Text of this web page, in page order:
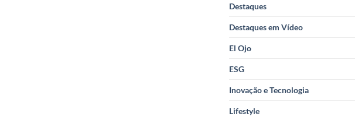
Destaques
Destaques em Vídeo
El Ojo
ESG
Inovação e Tecnologia
Lifestyle